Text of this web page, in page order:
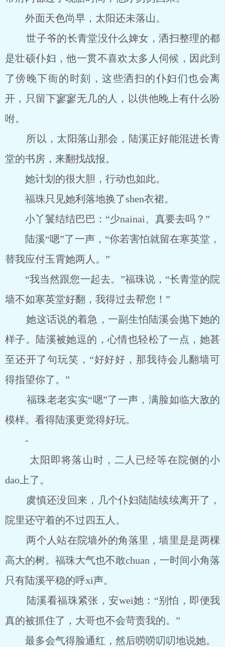
外面天色尚早，太阳还未落山。
世子爷的长青堂没什么婢女，洒扫整理的都
是壮硕仆妇，他一贯不喜欢太多人伺候，因此到
了傍晚下衙的时刻，这些洒扫的仆妇们也会离
开，只留下寥寥无几的人，以供他晚上有什么吩
咐。
所以，太阳落山那会，陆溪正好能混进长青
堂的书房，来翻找战报。
她计划的很大胆，行动也如此。
福珠只见她利落地换了shen衣裙。
小丫鬟结结巴巴：“少nainai、真要去吗？”
陆溪“嗯”了一声，“你若害怕就留在寒英堂，
替我应付玉霄她两人。”
“我当然跟您一起去。”福珠说，“长青堂的院
墙不如寒英堂好翻，我得过去帮您！”
她这话说的着急，一副生怕陆溪会抛下她的
样子。陆溪被她逗的，心情也轻松了一点，她甚
至还开了句玩笑，“好好好，那我待会儿翻墙可
得指望你了。”
福珠老老实实“嗯”了一声，满脸如临大敌的
模样。看得陆溪更觉得好玩。
-
太阳即将落山时，二人已经等在院侧的小
dao上了。
虞慎还没回来，几个仆妇陆陆续续离开了，
院里还守着的不过四五人。
两个人站在院墙外的角落里，墙里是是两棵
高大的树。福珠大气也不敢chuan，一时间小角落
只有陆溪平稳的呼xi声。
陆溪看福珠紧张，安wei她：“别怕，即便我
真的被抓住了，大哥也不会苛责我的。”
最多会气得脸通红，然后唠唠叨叨地说她。